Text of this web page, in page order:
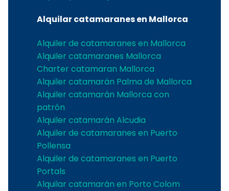
Alquilar catamaranes en Mallorca
Alquiler de catamaranes en Mallorca
Alquiler catamaranes Mallorca
Charter catamaran Mallorca
Alquiler catamarán Palma de Mallorca
Alquiler catamarán Mallorca con
patrón
Alquiler catamarán Alcudia
Alquiler de catamaranes en Puerto
Pollensa
Alquiler de catamaranes en Puerto
Portals
Alquilar catamarán en Porto Colom